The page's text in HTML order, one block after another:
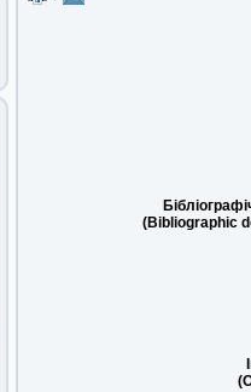
(Bibliographic